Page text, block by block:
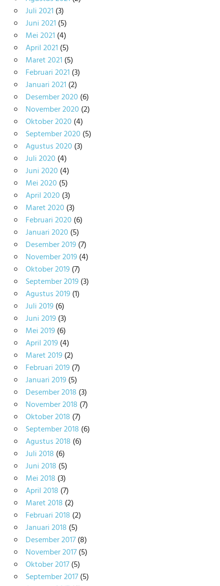
Juli 2021 (3)
Juni 2021 (5)
Mei 2021 (4)
April 2021 (5)
Maret 2021 (5)
Februari 2021 (3)
Januari 2021 (2)
Desember 2020 (6)
November 2020 (2)
Oktober 2020 (4)
September 2020 (5)
Agustus 2020 (3)
Juli 2020 (4)
Juni 2020 (4)
Mei 2020 (5)
April 2020 (3)
Maret 2020 (3)
Februari 2020 (6)
Januari 2020 (5)
Desember 2019(7)
November 2019(4)
Oktober 2019(7)
September 2019(3)
Agustus 2019(1)
Juli 2019(6)
Juni 2019(3)
Mei 2019(6)
April 2019(4)
Maret 2019(2)
Februari 2019(7)
Januari 2019(5)
Desember 2018 (3)
November 2018 (7)
Oktober 2018 (7)
September 2018 (6)
Agustus 2018 (6)
Juli 2018 (6)
Juni 2018 (5)
Mei 2018 (3)
April 2018 (7)
Maret 2018 (2)
Februari 2018 (2)
Januari 2018 (5)
Desember 2017(8)
November 2017(5)
Oktober 2017(5)
September 2017(5)